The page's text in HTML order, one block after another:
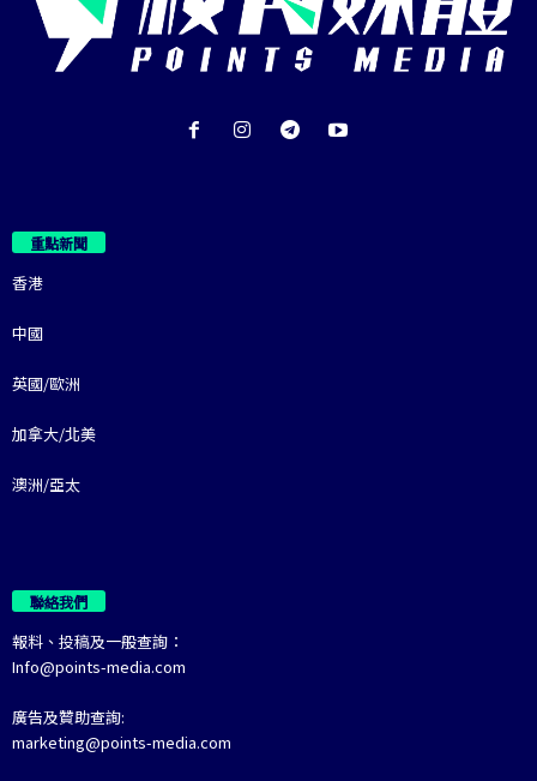
重點新聞
香港
中國
英國/歐洲
加拿大/北美
澳洲/亞太
聯絡我們
報料、投稿及一般查詢：
Info@points-media.com
廣告及贊助查詢:
marketing@points-media.com